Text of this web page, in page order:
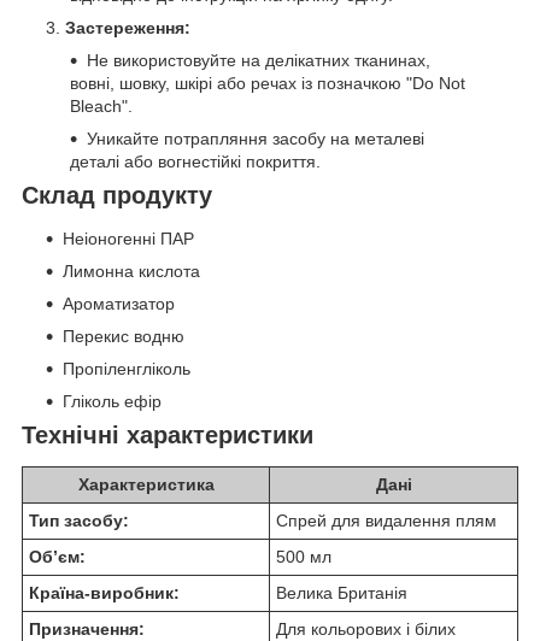
Застереження:
Не використовуйте на делікатних тканинах,
вовні, шовку, шкірі або речах із позначкою "Do Not
Bleach".
Уникайте потрапляння засобу на металеві
деталі або вогнестійкі покриття.
Склад продукту
Неіоногенні ПАР
Лимонна кислота
Ароматизатор
Перекис водню
Пропіленгліколь
Гліколь ефір
Технічні характеристики
Характеристика
Дані
Тип засобу:
Спрей для видалення плям
Об’єм:
500 мл
Країна-виробник:
Велика Британія
Призначення:
Для кольорових і білих